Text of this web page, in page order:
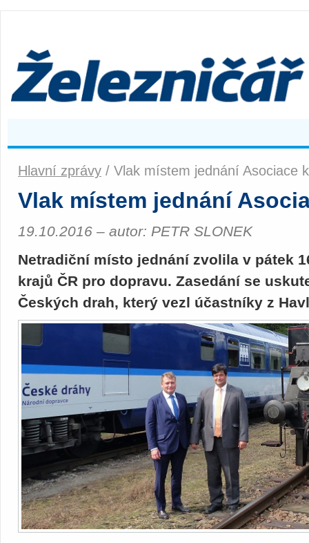
Hlavní zprávy / Vlak místem jednání Asociace
Vlak místem jednání
19.10.2016 – autor: PETR SLONEK
Netradiční místo jednání zvolila v pátek
krajů ČR pro dopravu. Zasedání se
Českých drah, který vezl účastníky z